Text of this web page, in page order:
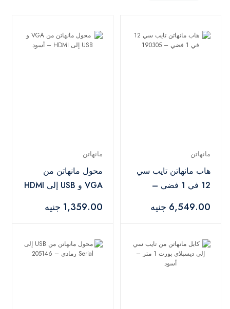
مانهاتن
هاب مانهاتن تايب سي
12 في 1 فضي –
6,549.00 جنيه
مانهاتن
محول مانهاتن من
VGA و USB إلى HDMI
1,359.00 جنيه